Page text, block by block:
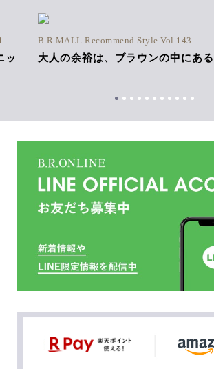
ッ
B.R.MALL Recommend Style Vol.143
大人の余裕は、ブラウンの中にある